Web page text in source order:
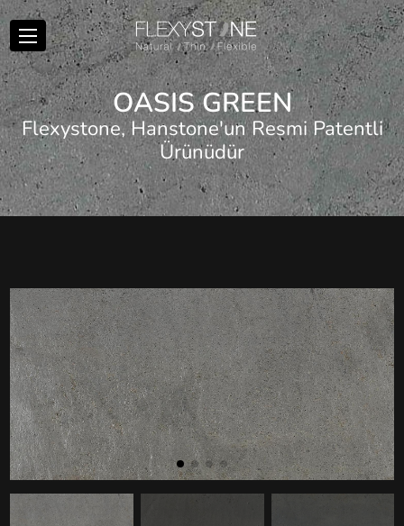
OASISGREEN
Flexystone, Hanstone'un Resmi Patentli
Ürünüdür